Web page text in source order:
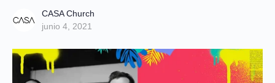
CASA Church
junio 4, 2021